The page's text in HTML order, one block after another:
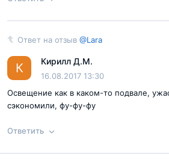
правилами публикации
Отправить комментарий
Ответ на отзыв
Ответ на отзыв @Lara
К Кирилл Д.М.
16.08.2017 13:30
Освещение как в каком-то подвале,
сэкономили, фу-фу-фу
Ответить